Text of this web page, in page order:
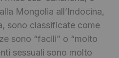
Mongolia all’Indocina,
sono classificate come
sono “facili” o “molto
sessuali sono molto